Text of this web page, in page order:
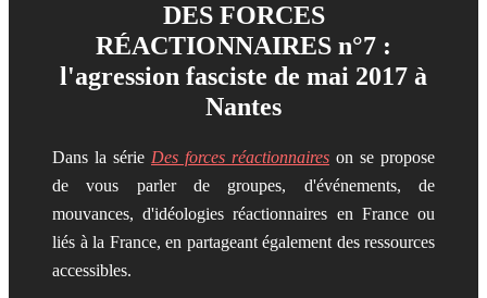
DES FORCES
RÉACTIONNAIRES n°7 :
l'agression fasciste de mai 2017 à
Nantes
Dans la série Des forces réactionnaires on se propose
de vous parler de groupes, d'événements, de
mouvances, d'idéologies réactionnaires en France ou
liés à la France, en partageant également des ressources
accessibles.